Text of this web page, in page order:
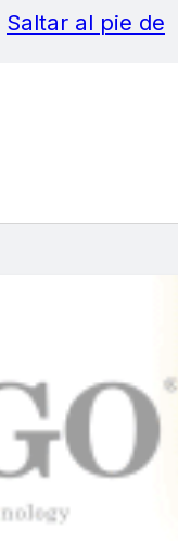
Saltar al pie de